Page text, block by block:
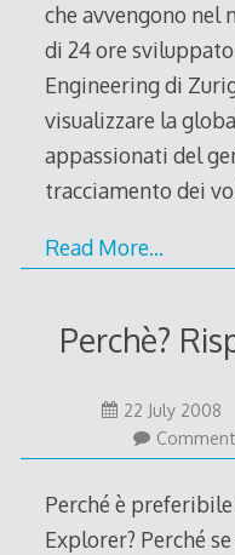
che avvengono nel
di 24 ore
Engineering di
visualizzare la
appassionati del
tracciamento dei
Read More…
Perchè?
22 July 200822
Perché è
Explorer? Perché